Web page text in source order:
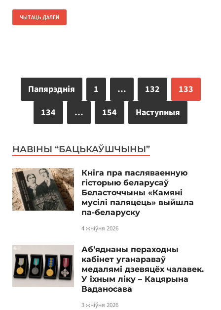
ЧЫТАЦЬ ДАЛЕЙ
Папярэднія 1 … 132
133
134
… 154 Наступныя
НАВІНЫ “БАЦЬКАЎШЧЫНЫ”
Кніга пра пасляваенную
гісторыю беларусаў
Беласточчыны «Камяні
мусілі паляцець» выйшла
па-беларуску
4 жніўня 2026
Аб’яднаны пераходны
кабінет уганараваў
медалямі дзевяцёх чалавек.
У іхным ліку – Кацярына
Ваданосава
3 жніўня 2026